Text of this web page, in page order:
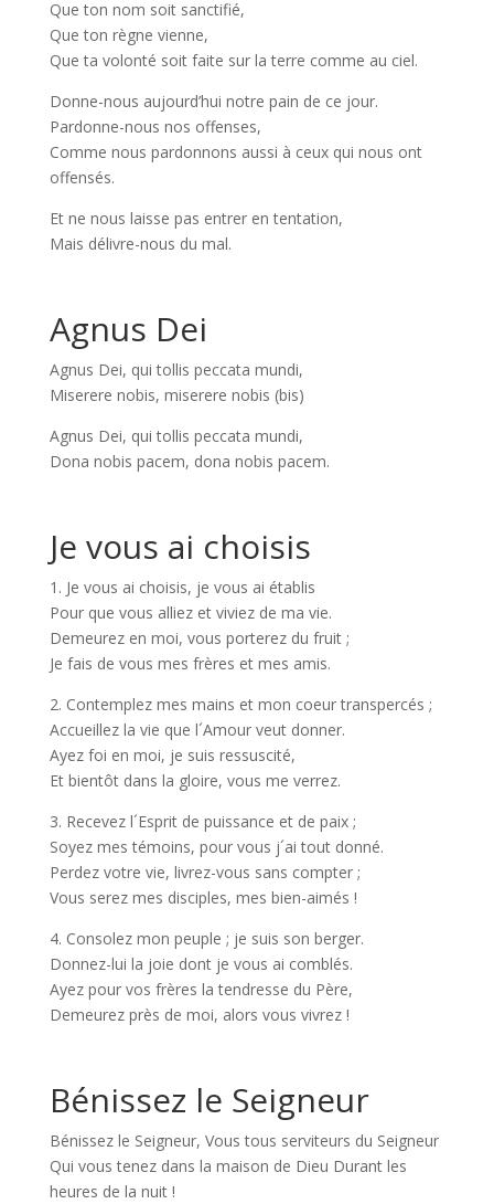
Que ton nom soit sanctifié,
Que ton règne vienne,
Que ta volonté soit faite sur la terre comme au ciel.
Donne-nous aujourd’hui notre pain de ce jour.
Pardonne-nous nos offenses,
Comme nous pardonnons aussi à ceux qui nous ont
offensés.
Et ne nous laisse pas entrer en tentation,
Mais délivre-nous du mal.
Agnus Dei
Agnus Dei, qui tollis peccata mundi,
Miserere nobis, miserere nobis (bis)
Agnus Dei, qui tollis peccata mundi,
Dona nobis pacem, dona nobis pacem.
Je vous ai choisis
1. Je vous ai choisis, je vous ai établis
Pour que vous alliez et viviez de ma vie.
Demeurez en moi, vous porterez du fruit ;
Je fais de vous mes frères et mes amis.
2. Contemplez mes mains et mon coeur transpercés ;
Accueillez la vie que l´Amour veut donner.
Ayez foi en moi, je suis ressuscité,
Et bientôt dans la gloire, vous me verrez.
3. Recevez l´Esprit de puissance et de paix ;
Soyez mes témoins, pour vous j´ai tout donné.
Perdez votre vie, livrez-vous sans compter ;
Vous serez mes disciples, mes bien-aimés !
4. Consolez mon peuple ; je suis son berger.
Donnez-lui la joie dont je vous ai comblés.
Ayez pour vos frères la tendresse du Père,
Demeurez près de moi, alors vous vivrez !
Bénissez le Seigneur
Bénissez le Seigneur, Vous tous serviteurs du Seigneur
Qui vous tenez dans la maison de Dieu Durant les
heures de la nuit !